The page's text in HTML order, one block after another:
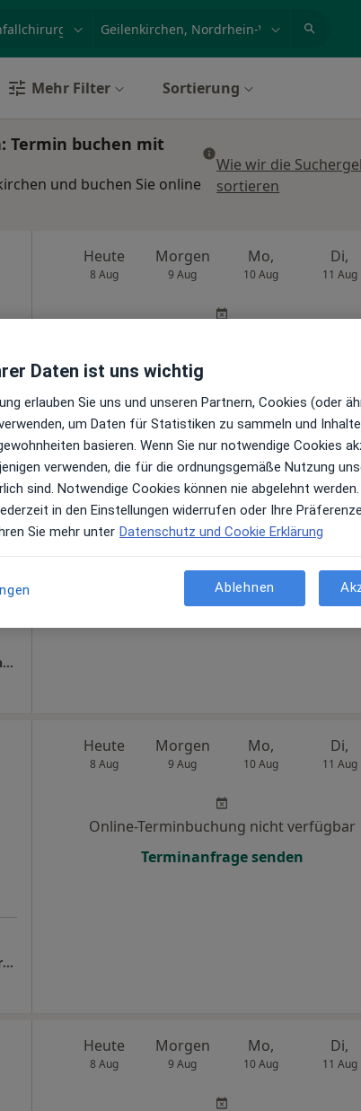
Mehr Filter Sortierung
Termin buchen mit
und buchen Sie online
Wie wir die
sortieren
Heute
8 Aug
Morgen
9 Aug
Mo,
10 Aug
Di,
11 Aug
Terminanfrage senden
St. Elisabeth-Krankenhaus Klinik für Orthopädie und Unfallchirurgie TOZ Traumatolg.-Orthopädisches Zentrum West
Heute
8 Aug
Morgen
9 Aug
Mo,
10 Aug
Di,
11 Aug
Online-Terminbuchung nicht verfügbar
Hermann-Josef-Krankenhaus Klinik für Unfallchirurgie und Orthopädie
Heute
8 Aug
Morgen
9 Aug
Mo,
10 Aug
Di,
11 Aug
Online-Terminbuchung nicht verfügbar
Terminanfrage senden
Heute
8 Aug
Morgen
9 Aug
Mo,
10 Aug
Di,
11 Aug
Daten ist uns wichtig
erlauben Sie uns und unseren Partnern, Cookies (oder
um Daten für Statistiken zu sammeln und
basieren. Wenn Sie nur notwendige Cookies
verwenden, die für die ordnungsgemäße Nutzung
sind. Notwendige Cookies können nie abgelehnt werden.
in den Einstellungen widerrufen oder Ihre
Sie mehr unter Datenschutz und Cookie Erklärung
Ablehnen